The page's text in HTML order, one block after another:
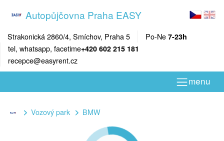
Autopůjčovna Praha EASY
Strakonická 2860/4, Smíchov, Praha 5 Po-Ne 7-23h
tel, whatsapp, facetime+420 602 215 181
recepce@easyrent.cz
menu
Vozový park BMW